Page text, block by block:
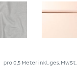
pro0,5 Meterinkl. ges. MwSt.